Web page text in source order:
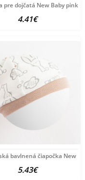
pre dojčatá New Baby pink
4.41€
bavlnená čiapočka New
5.43€